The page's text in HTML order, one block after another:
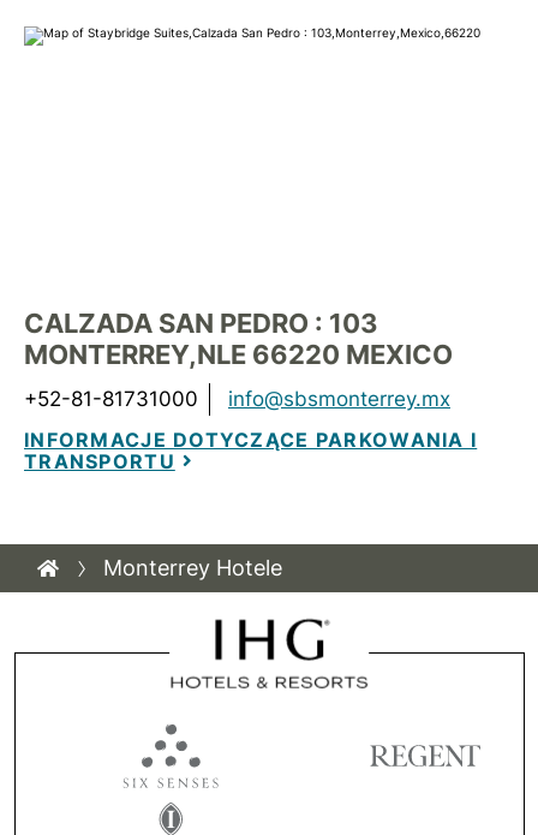
CALZADA SAN PEDRO : 103
MONTERREY,NLE 66220 MEXICO
+52-81-81731000
info@sbsmonterrey.mx
INFORMACJE DOTYCZĄCE PARKOWANIA I
TRANSPORTU
Monterrey Hotele